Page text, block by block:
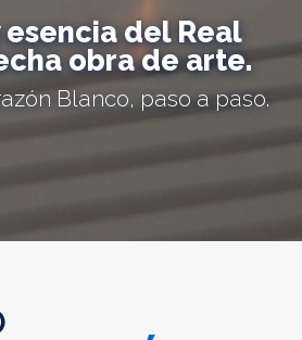
esencia del Real
obra de arte.
Blanco, paso a paso.